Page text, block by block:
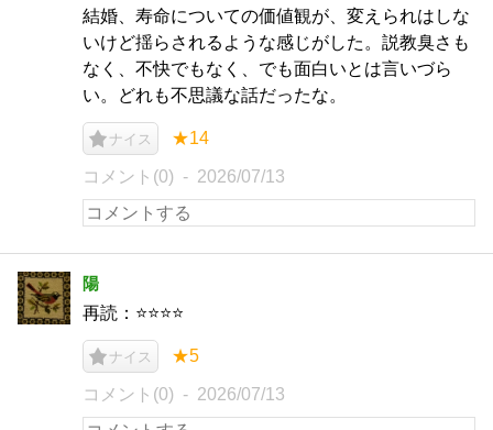
結婚、寿命についての価値観が、変えられはしな
いけど揺らされるような感じがした。説教臭さも
なく、不快でもなく、でも面白いとは言いづら
い。どれも不思議な話だったな。
ナイス ★14
コメント(0) 2026/07/13
陽
再読：⭐️⭐️⭐️⭐️
ナイス ★5
コメント(0) 2026/07/13